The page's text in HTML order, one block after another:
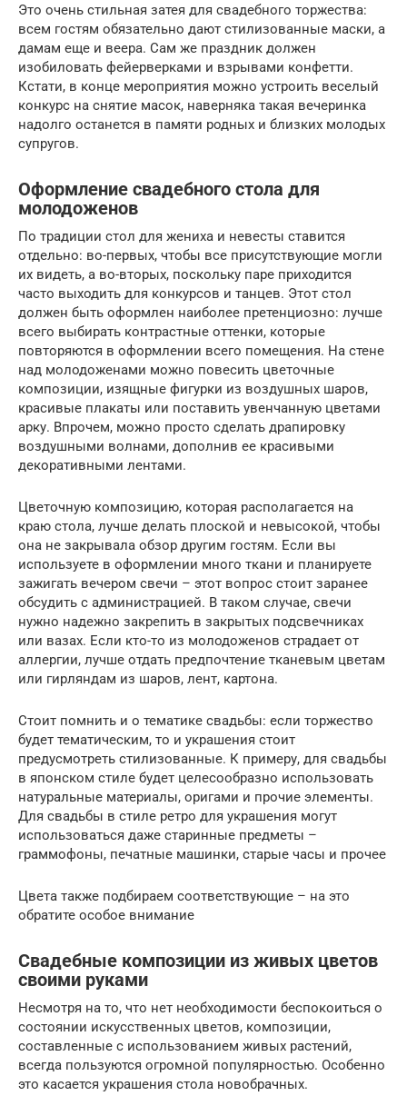
Это очень стильная затея для свадебного торжества:
всем гостям обязательно дают стилизованные маски, а
дамам еще и веера. Сам же праздник должен
изобиловать фейерверками и взрывами конфетти.
Кстати, в конце мероприятия можно устроить веселый
конкурс на снятие масок, наверняка такая вечеринка
надолго останется в памяти родных и близких молодых
супругов.
Оформление свадебного стола для
молодоженов
По традиции стол для жениха и невесты ставится
отдельно: во-первых, чтобы все присутствующие могли
их видеть, а во-вторых, поскольку паре приходится
часто выходить для конкурсов и танцев. Этот стол
должен быть оформлен наиболее претенциозно: лучше
всего выбирать контрастные оттенки, которые
повторяются в оформлении всего помещения. На стене
над молодоженами можно повесить цветочные
композиции, изящные фигурки из воздушных шаров,
красивые плакаты или поставить увенчанную цветами
арку. Впрочем, можно просто сделать драпировку
воздушными волнами, дополнив ее красивыми
декоративными лентами.
Цветочную композицию, которая располагается на
краю стола, лучше делать плоской и невысокой, чтобы
она не закрывала обзор другим гостям. Если вы
используете в оформлении много ткани и планируете
зажигать вечером свечи – этот вопрос стоит заранее
обсудить с администрацией. В таком случае, свечи
нужно надежно закрепить в закрытых подсвечниках
или вазах. Если кто-то из молодоженов страдает от
аллергии, лучше отдать предпочтение тканевым цветам
или гирляндам из шаров, лент, картона.
Стоит помнить и о тематике свадьбы: если торжество
будет тематическим, то и украшения стоит
предусмотреть стилизованные. К примеру, для свадьбы
в японском стиле будет целесообразно использовать
натуральные материалы, оригами и прочие элементы.
Для свадьбы в стиле ретро для украшения могут
использоваться даже старинные предметы –
граммофоны, печатные машинки, старые часы и прочее
Цвета также подбираем соответствующие – на это
обратите особое внимание
Свадебные композиции из живых цветов
своими руками
Несмотря на то, что нет необходимости беспокоиться о
состоянии искусственных цветов, композиции,
составленные с использованием живых растений,
всегда пользуются огромной популярностью. Особенно
это касается украшения стола новобрачных.